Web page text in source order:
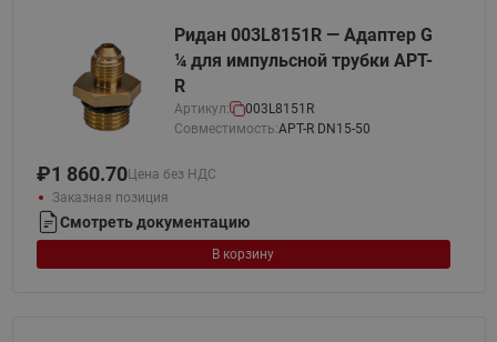
Ридан 003L8151R — Адаптер G
¼ для импульсной трубки APT-
R
Артикул:
003L8151R
Совместимость:APT-R DN15-50
₽1 860.70Цена без НДС
Заказная позиция
Смотреть документацию
В корзину